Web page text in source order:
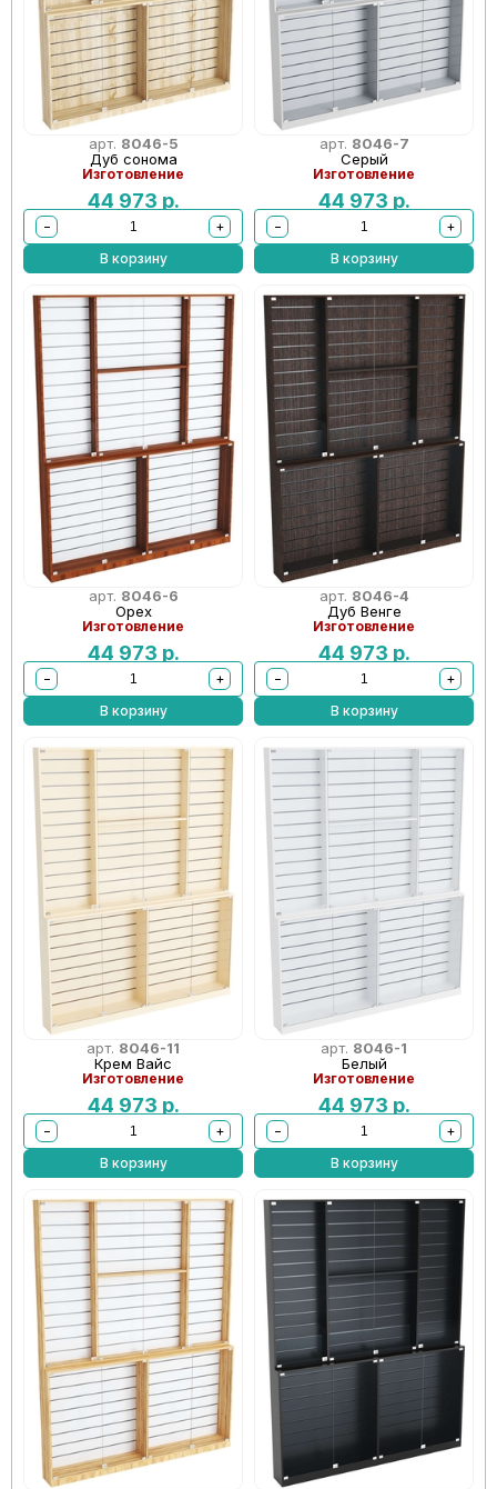
арт. 8046-5
Дуб сонома
Изготовление
44 973 р.
−
+
В корзину
арт. 8046-7
Серый
Изготовление
44 973 р.
−
+
В корзину
арт. 8046-6
Орех
Изготовление
44 973 р.
−
+
В корзину
арт. 8046-4
Дуб Венге
Изготовление
44 973 р.
−
+
В корзину
арт. 8046-11
Крем Вайс
Изготовление
44 973 р.
−
+
В корзину
арт. 8046-1
Белый
Изготовление
44 973 р.
−
+
В корзину